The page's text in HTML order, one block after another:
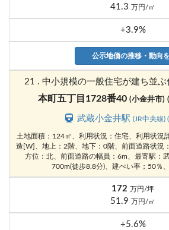
41.3 万円/㎡
+3.9%
公示地価の推移・動向
21 . 中小規模の一般住宅が建ち並
本町五丁目1728番40 (小金井市)
武蔵小金井駅(JR中央線)
土地面積：124㎡、利用状況：住宅、利用状況
造[W]、地上：2階、地下：0階、前面道路状況
方位：北、前面道路の幅員：6m、最寄駅：
700m(徒歩8.8分)、建ぺい率；50％
172 万円/坪
51.9 万円/㎡
+5.6%